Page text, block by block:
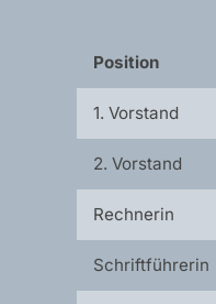
Position
1. Vorstand
2. Vorstand
Rechnerin
Schriftführerin